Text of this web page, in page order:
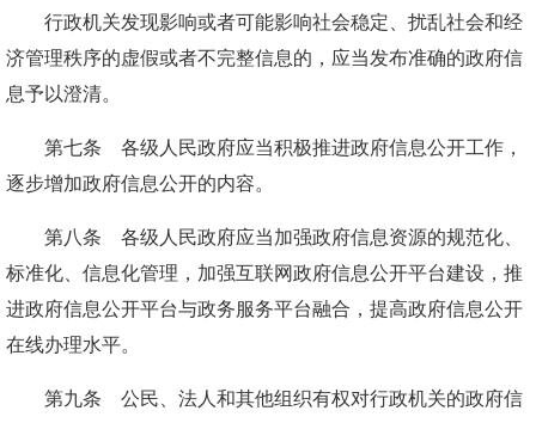
行政机关发现影响或者可能影响社会稳定、扰乱社会和经
济管理秩序的虚假或者不完整信息的，应当发布准确的政府信
息予以澄清。
第七条 各级人民政府应当积极推进政府信息公开工作，
逐步增加政府信息公开的内容。
第八条 各级人民政府应当加强政府信息资源的规范化、
标准化、信息化管理，加强互联网政府信息公开平台建设，推
进政府信息公开平台与政务服务平台融合，提高政府信息公开
在线办理水平。
第九条 公民、法人和其他组织有权对行政机关的政府信